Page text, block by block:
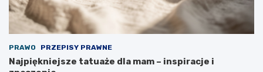
PRAWO PRZEPISY PRAWNE
Najpiękniejsze tatuaże dla mam – inspiracje i